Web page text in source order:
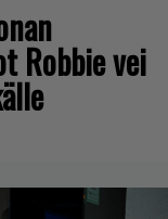
Robbie vei